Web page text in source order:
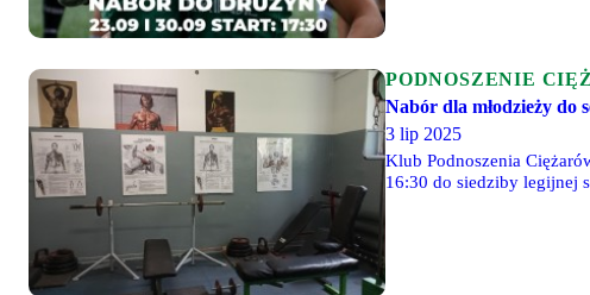
PODNOSZENIE
Nabór dla młodzieży do
3 lip 2025
Klub Podnoszenia
16:30 do siedziby legijnej